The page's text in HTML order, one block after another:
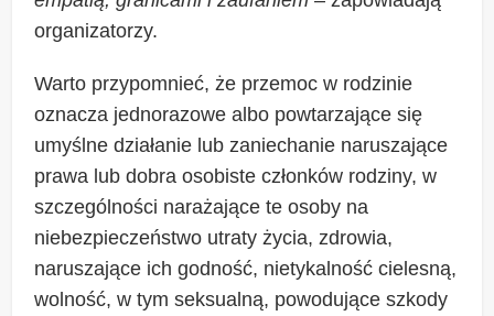
organizatorzy.
Warto przypomnieć, że przemoc w rodzinie
oznacza jednorazowe albo powtarzające się
umyślne działanie lub zaniechanie naruszające
prawa lub dobra osobiste członków rodziny, w
szczególności narażające te osoby na
niebezpieczeństwo utraty życia, zdrowia,
naruszające ich godność, nietykalność cielesną,
wolność, w tym seksualną, powodujące szkody